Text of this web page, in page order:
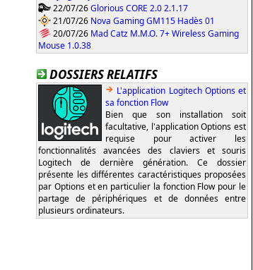
22/07/26Glorious CORE 2.0 2.1.17
21/07/26 Nova Gaming GM115 Hadès 01
20/07/26 Mad Catz M.M.O. 7+ Wireless Gaming
Mouse 1.0.38
DOSSIERS RELATIFS
L'application Logitech Options et
sa fonction Flow
Bien que son installation soit
facultative, l'application Options est
requise pour activer les
fonctionnalités avancées des claviers et souris
Logitech de dernière génération. Ce dossier
présente les différentes caractéristiques proposées
par Options et en particulier la fonction Flow pour le
partage de périphériques et de données entre
plusieurs ordinateurs.